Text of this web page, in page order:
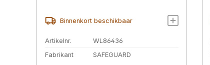
Binnenkort beschikbaar
Artikelnr.
WL86436
Fabrikant
SAFEGUARD